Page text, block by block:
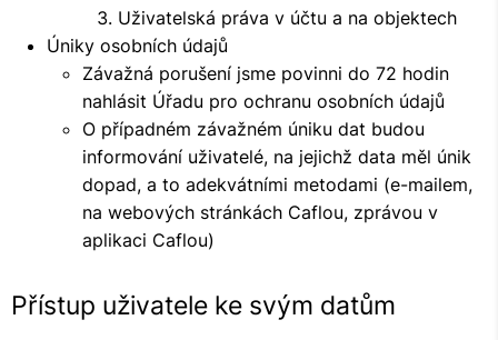
Uživatelská práva v účtu a na objektech
Úniky osobních údajů
Závažná porušení jsme povinni do 72 hodin
nahlásit Úřadu pro ochranu osobních údajů
O případném závažném úniku dat budou
informování uživatelé, na jejichž data měl únik
dopad, a to adekvátními metodami (e-mailem,
na webových stránkách Caflou, zprávou v
aplikaci Caflou)
Přístup uživatele ke svým datům